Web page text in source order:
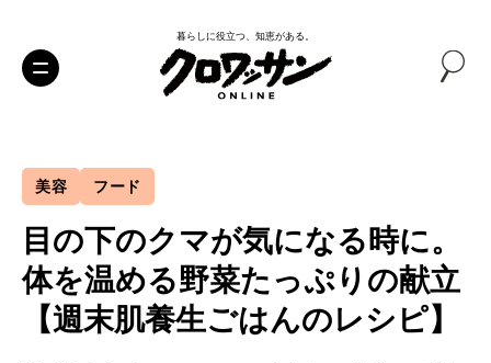
暮らしに役立つ、知恵がある。
美容 フード
目の下のクマが気になる時に。
体を温める野菜たっぷりの献立
【週末肌養生ごはんのレシピ】